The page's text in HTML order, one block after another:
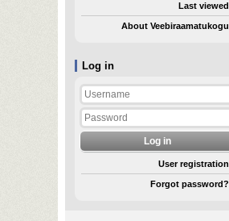
Log in
User registration
Forgot password?
Last viewed
About Veebiraamatukogu